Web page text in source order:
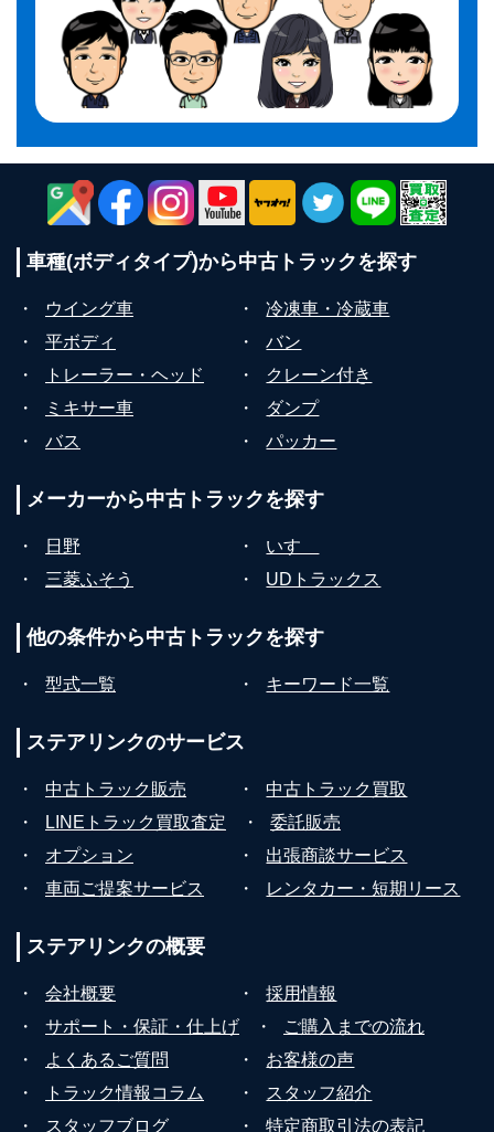
車種(ボディタイプ)から中古トラックを探す
・ ウイング車 ・
冷凍車・冷蔵車
・
平ボディ ・
バン
・
トレーラー・ヘッド ・
クレーン付き
・
ミキサー車 ・
ダンプ
・
バス ・ パッカー
メーカーから中古トラックを探す
・ 日野 ・
いすゞ
・
三菱ふそう ・ UDトラックス
他の条件から中古トラックを探す
・ 型式一覧 ・ キーワード一覧
ステアリンクのサービス
・ 中古トラック販売 ・
中古トラック買取
・
LINEトラック買取査定 ・
委託販売
・
オプション ・
出張商談サービス
・
車両ご提案サービス ・ レンタカー・短期リース
ステアリンクの概要
・ 会社概要 ・
採用情報
・
サポート・保証・仕上げ ・
ご購入までの流れ
・
よくあるご質問 ・
お客様の声
・
トラック情報コラム ・
スタッフ紹介
・
スタッフブログ ・ 特定商取引法の表記